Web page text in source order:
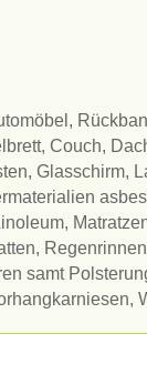
Couch,
Glasschirm,
samt